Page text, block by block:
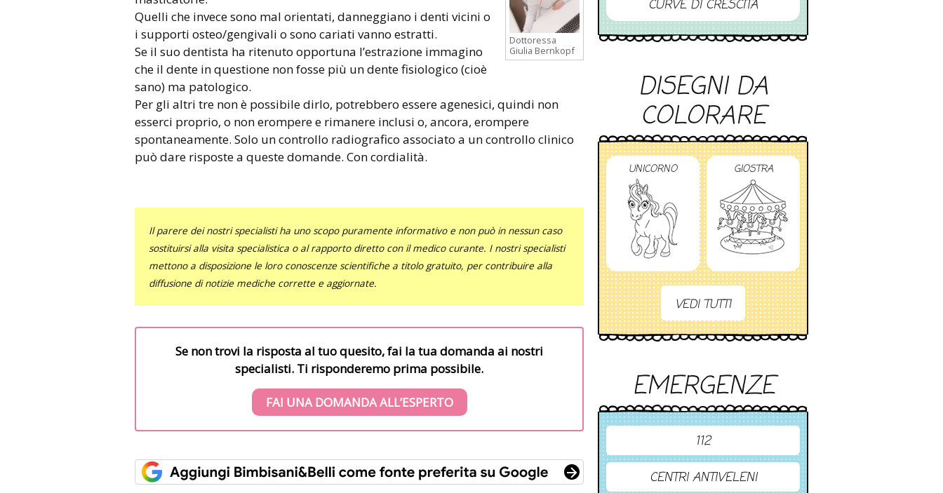
Dottoressa
Giulia Bernkopf
Quelli che invece sono mal orientati, danneggiano i denti vicini o
i supporti osteo/gengivali o sono cariati vanno estratti.
Se il suo dentista ha ritenuto opportuna l’estrazione immagino
che il dente in questione non fosse più un dente fisiologico (cioè
sano) ma patologico.
Per gli altri tre non è possibile dirlo, potrebbero essere agenesici, quindi non
esserci proprio, o non erompere e rimanere inclusi o, ancora, erompere
spontaneamente. Solo un controllo radiografico associato a un controllo clinico
può dare risposte a queste domande. Con cordialità.
Il parere dei nostri specialisti ha uno scopo puramente informativo e non può in nessun caso
sostituirsi alla visita specialistica o al rapporto diretto con il medico curante. I nostri specialisti
mettono a disposizione le loro conoscenze scientifiche a titolo gratuito, per contribuire alla
diffusione di notizie mediche corrette e aggiornate.
Se non trovi la risposta al tuo quesito, fai la tua domanda ai nostri
specialisti. Ti risponderemo prima possibile.
FAI UNA DOMANDA ALL’ESPERTO
CURVE DI CRESCITA
DISEGNI DA
COLORARE
UNICORNO GIOSTRA
VEDI TUTTI
EMERGENZE
112
CENTRI ANTIVELENI